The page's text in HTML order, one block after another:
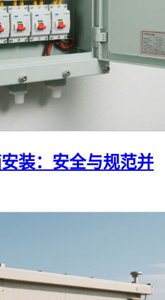
装：安全与规范并